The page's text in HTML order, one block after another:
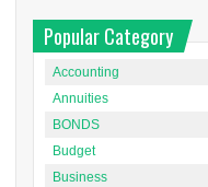
Popular Category
Accounting
Annuities
BONDS
Budget
Business